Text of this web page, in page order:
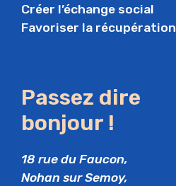
Créer l’échange social
Favoriser la récupération
Passez dire
bonjour !
18 rue du Faucon,
Nohan sur Semoy,